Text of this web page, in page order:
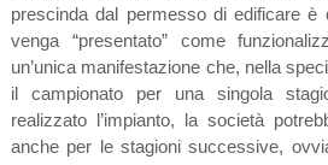
prescinda dal permesso di edificare è
venga “presentato” come
un’unica manifestazione che, nella
il campionato per una singola
realizzato l’impianto, la società
anche per le stagioni successive,